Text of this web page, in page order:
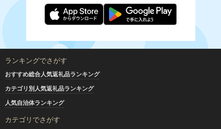
ランキングでさがす
おすすめ総合人気返礼品ランキング
カテゴリ別人気返礼品ランキング
人気自治体ランキング
カテゴリでさがす